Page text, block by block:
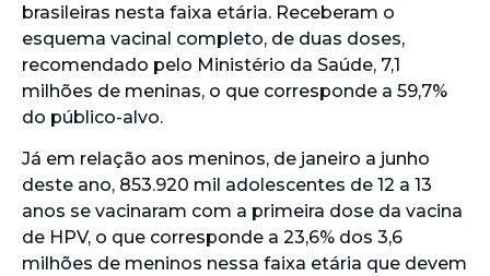
brasileiras nesta faixa etária. Receberam o
esquema vacinal completo, de duas doses,
recomendado pelo Ministério da Saúde, 7,1
milhões de meninas, o que corresponde a 59,7%
do público-alvo.
Já em relação aos meninos, de janeiro a junho
deste ano, 853.920 mil adolescentes de 12 a 13
anos se vacinaram com a primeira dose da vacina
de HPV, o que corresponde a 23,6% dos 3,6
milhões de meninos nessa faixa etária que devem